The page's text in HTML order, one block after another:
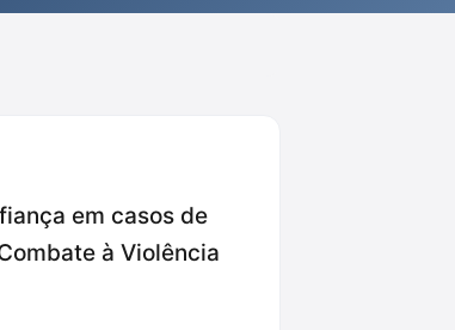
em casos de
à Violência